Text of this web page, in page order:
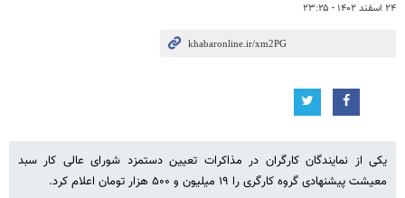
۲۴ اسفند ۱۴۰۲ - ۲۳:۲۵
یکی از نمایندگان کارگران در مذاکرات تعیین دستمزد شورای عالی کار سبد
معیشت پیشنهادی گروه کارگری را ۱۹ میلیون و ۵۰۰ هزار تومان اعلام کرد.